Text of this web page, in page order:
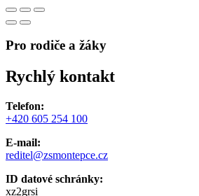
Pro rodiče a žáky
Rychlý kontakt
Telefon:
+420 605 254 100
E-mail:
reditel@zsmontepce.cz
ID datové schránky:
xz2grsi